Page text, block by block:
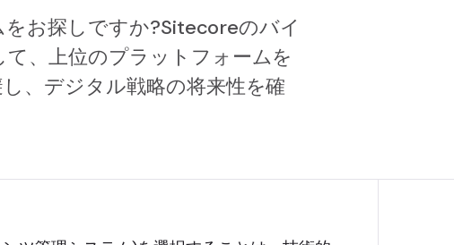
お探しですか?Sitecoreのバイ
、上位のプラットフォームを
、デジタル戦略の将来性を確